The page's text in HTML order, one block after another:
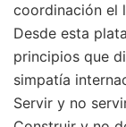
coordinación el
Desde esta
principios que
simpatía
Servir y no